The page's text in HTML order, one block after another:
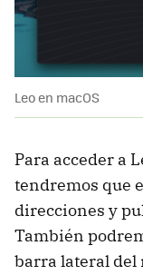
Leo en macOS
Para acceder a
tendremos que
direcciones y
También
barra lateral del